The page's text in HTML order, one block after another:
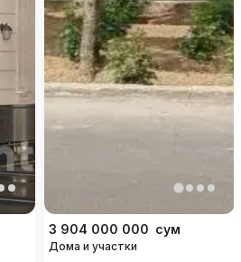
3 904 000 000 сум
Дома и участки